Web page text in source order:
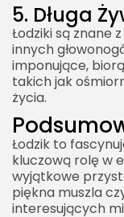
5. Długa
Łodziki są znane
innych
imponujące,
takich jak
życia.
Łodzik to
kluczową rolę w
wyjątkowe
piękna muszla
interesujących